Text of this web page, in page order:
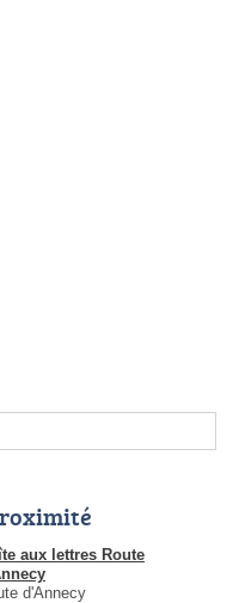
aux lettres Route
d'Annecy